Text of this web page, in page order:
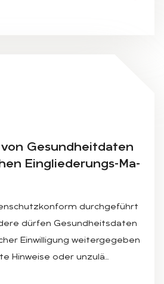
Ge­sund­heit­da­ten
Ein­glie­de­rungs-Ma­
durchgeführt
dürfen Gesundheitsdaten
Einwilligung weitergegeben
Hinweise oder unzulä…